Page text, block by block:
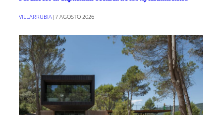
VILLARRUBIA|7 AGOSTO 2026